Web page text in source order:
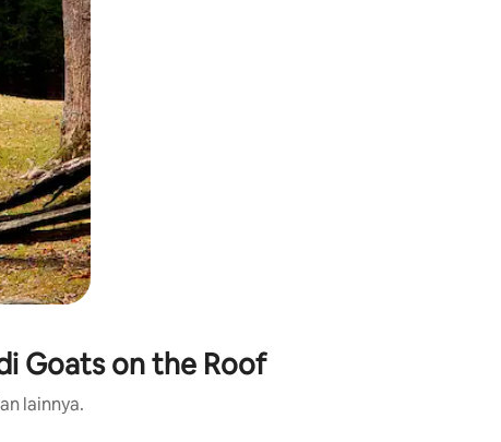
Goats on the Roof
lainnya.